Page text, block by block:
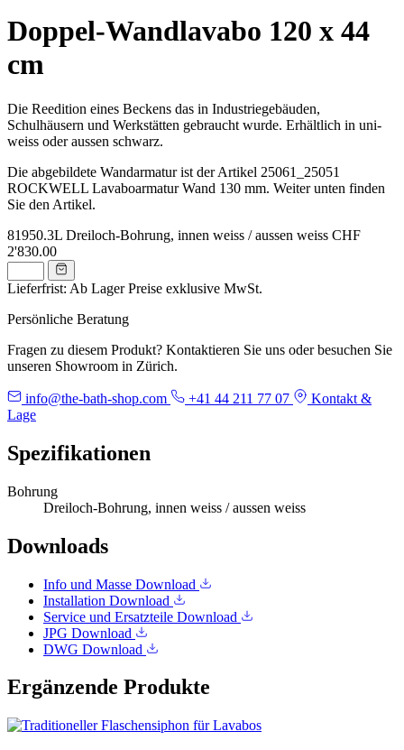
Doppel-Wandlavabo 120 x 44
cm
Die Reedition eines Beckens das in Industriegebäuden,
Schulhäusern und Werkstätten gebraucht wurde. Erhältlich in uni-
weiss oder aussen schwarz.
Die abgebildete Wandarmatur ist der Artikel 25061_25051
ROCKWELL Lavaboarmatur Wand 130 mm. Weiter unten finden
Sie den Artikel.
81950.3L Dreiloch-Bohrung, innen weiss / aussen weiss CHF
2'830.00
Lieferfrist: Ab Lager Preise exklusive MwSt.
Persönliche Beratung
Fragen zu diesem Produkt? Kontaktieren Sie uns oder besuchen Sie
unseren Showroom in Zürich.
info@the-bath-shop.com +41 44 211 77 07
Kontakt &
Lage
Spezifikationen
Bohrung
Dreiloch-Bohrung, innen weiss / aussen weiss
Downloads
Info und Masse Download
Installation Download
Service und Ersatzteile Download
JPG Download
DWG Download
Ergänzende Produkte